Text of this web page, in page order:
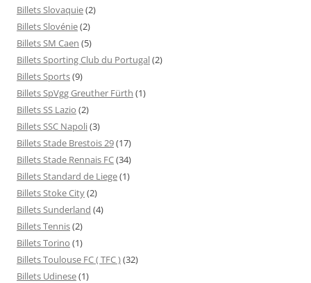
Billets Slovaquie(2)
Billets Slovénie(2)
Billets SM Caen (5)
Billets Sporting Club du Portugal(2)
Billets Sports(9)
Billets SpVgg Greuther Fürth (1)
Billets SS Lazio (2)
Billets SSC Napoli(3)
Billets Stade Brestois 29(17)
Billets Stade Rennais FC(34)
Billets Standard de Liege(1)
Billets Stoke City(2)
Billets Sunderland (4)
Billets Tennis(2)
Billets Torino (1)
Billets Toulouse FC ( TFC )(32)
Billets Udinese(1)